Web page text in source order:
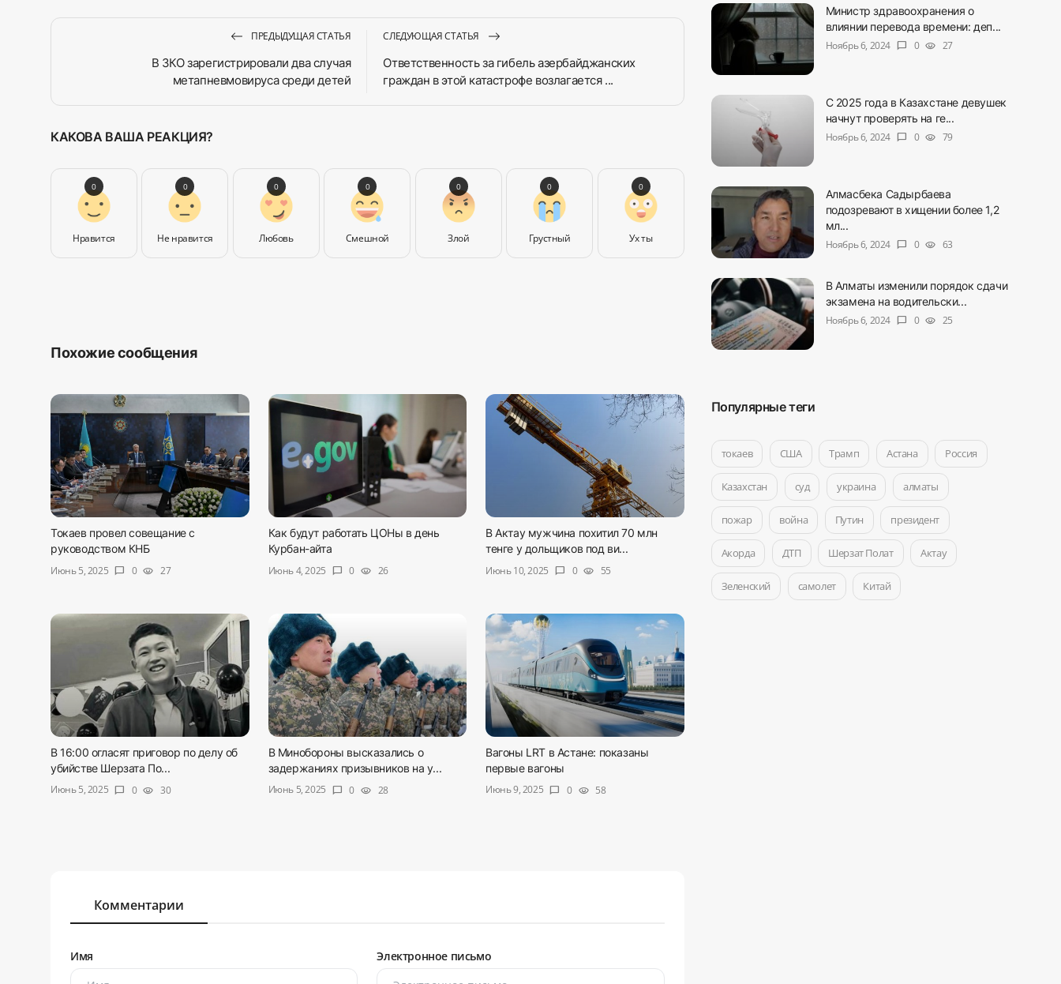
ПРЕДЫДУЩАЯ СТАТЬЯ
В ЗКО зарегистрировали два случая
метапневмовируса среди детей
СЛЕДУЮЩАЯ СТАТЬЯ
Ответственность за гибель азербайджанских
граждан в этой катастрофе возлагается ...
КАКОВА ВАША РЕАКЦИЯ?
Нравится
0
Не нравится
0
Любовь
0
Смешной
0
Злой
0
Грустный
0
Ух ты
0
Похожие сообщения
Токаев провел совещание с
руководством КНБ
Июнь 5, 2025
chat_bubble 0 visibility 27
Как будут работать ЦОНы в день
Курбан-айта
Июнь 4, 2025
chat_bubble 0 visibility 26
В Актау мужчина похитил 70 млн
тенге у дольщиков под ви...
Июнь 10, 2025
chat_bubble 0 visibility 55
В 16:00 огласят приговор по делу об
убийстве Шерзата По...
Июнь 5, 2025
chat_bubble 0 visibility 30
В Минобороны высказались о
задержаниях призывников на у...
Июнь 5, 2025
chat_bubble 0 visibility 28
Вагоны LRT в Астане: показаны
первые вагоны
Июнь 9, 2025
chat_bubble 0 visibility 58
Комментарии
Имя Электронное письмо
Министр здравоохранения о
влиянии перевода времени: деп...
Ноябрь 6, 2024
chat_bubble 0 visibility 27
С 2025 года в Казахстане девушек
начнут проверять на ге...
Ноябрь 6, 2024
chat_bubble 0 visibility 79
Алмасбека Садырбаева
подозревают в хищении более 1,2
мл...
Ноябрь 6, 2024
chat_bubble 0 visibility 63
В Алматы изменили порядок сдачи
экзамена на водительски...
Ноябрь 6, 2024
chat_bubble 0 visibility 25
Популярные теги
токаев США Трамп Астана Россия
Казахстан суд украина алматы
пожар война Путин президент
Акорда ДТП Шерзат Полат Актау
Зеленский самолет Китай